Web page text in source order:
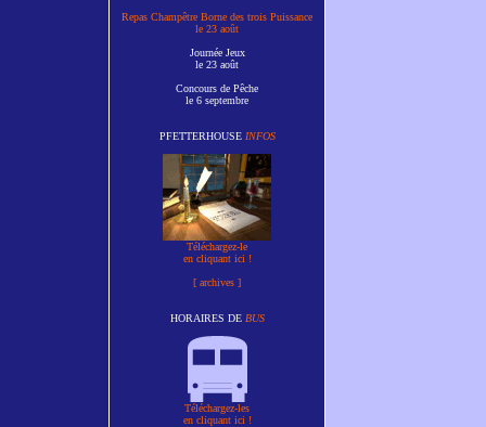
Repas Champêtre Borne des trois Puissance
le 23 août
Journée Jeux
le 23 août
Concours de Pêche
le 6 septembre
PFETTERHOUSE INFOS
Téléchargez-le
en cliquant ici !
[ archives ]
HORAIRES DE BUS
Téléchargez-les
en cliquant ici !